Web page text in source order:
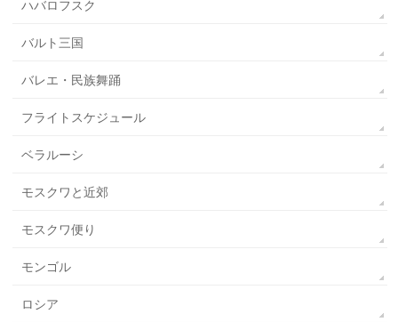
ハバロフスク
バルト三国
バレエ・民族舞踊
フライトスケジュール
ベラルーシ
モスクワと近郊
モスクワ便り
モンゴル
ロシア